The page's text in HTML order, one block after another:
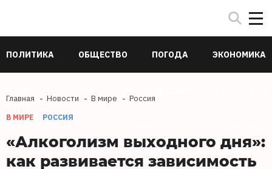
ПОЛИТИКА ОБЩЕСТВО ПОГОДА ЭКОНОМИКА
Главная Новости В мире Россия
В МИРЕ РОССИЯ
«Алкоголизм выходного дня»:
как развивается зависимость